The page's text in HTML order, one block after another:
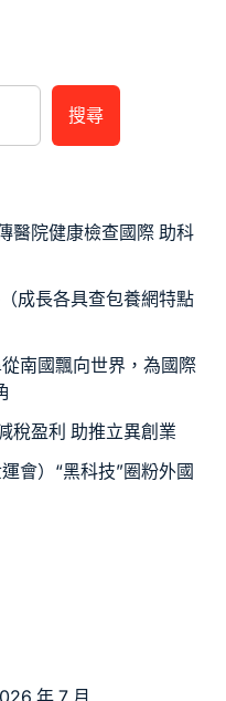
搜尋
醫院健康檢查國際 助科
成長各具查包養網特點
南國飄向世界，為國際
稅盈利 助推立異創業
會）“黑科技”圈粉外國
年 7 月